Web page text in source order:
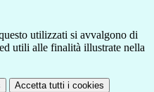
utilizzati si avvalgono di
utili alle finalità illustrate nella
Accetta tutti i cookies